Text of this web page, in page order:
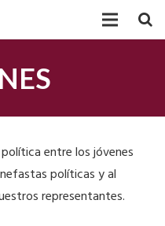
entre los jóvenes
políticas y al
representantes.